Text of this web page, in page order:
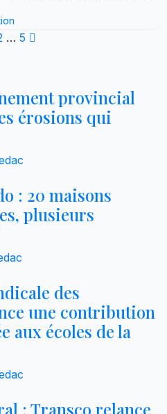
… 5
provincial
érosions qui
: 20 maisons
plusieurs
des
une contribution
aux écoles de la
: Transco relance